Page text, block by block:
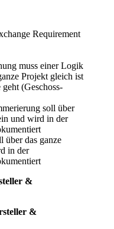
Requirement
muss einer Logik
Projekt gleich ist
(Geschoss-
soll über
und wird in der
über das ganze
in der
&
&